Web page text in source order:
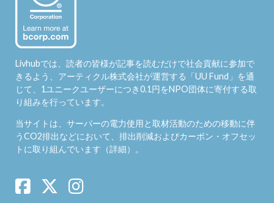
Livhubでは、読者の皆様が記事を読むだけで社会貢献に参加で
きるよう、アーティクル株式会社が運営する「UU Fund 」を通
じて、1ユニークユーザーにつき0.1円をNPO団体に寄付する取
り組みを行っています。
当サイトは、サーバーの電力使用と取材活動のための移動に伴
うCO2排出などにおいて、排出削減およびカーボン・オフセッ
トに取り組んでいます（詳細）。